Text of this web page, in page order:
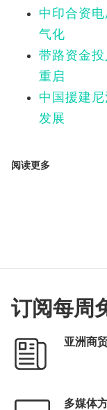
中印合资
气化
带路资金
重启
中国援建
发展
阅读更多
订阅每周
亚洲商
多媒体